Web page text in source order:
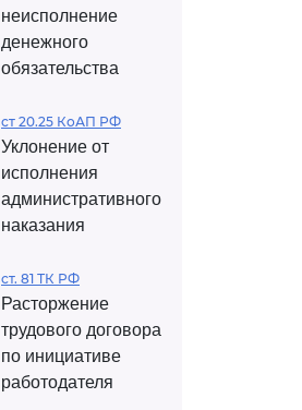
неисполнение
денежного
обязательства
ст 20.25 КоАП РФ
Уклонение от
исполнения
административного
наказания
ст. 81 ТК РФ
Расторжение
трудового договора
по инициативе
работодателя